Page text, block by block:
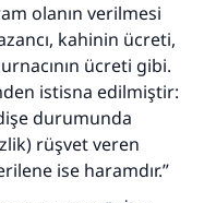
olanın verilmesi
kahinin ücreti,
ücreti gibi.
istisna edilmiştir:
durumunda
rüşvet veren
ise haramdır.”